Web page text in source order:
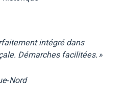
intégré dans
Démarches facilitées. »